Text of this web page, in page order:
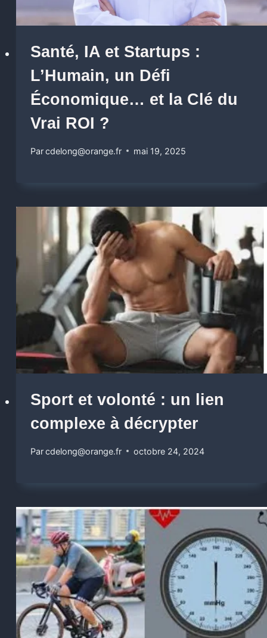
Santé, IA et Startups :
L’Humain, un Défi
Économique… et la Clé du
Vrai ROI ?
Parcdelong@orange.fr mai 19, 2025
Sport et volonté : un lien
complexe à décrypter
Parcdelong@orange.fr octobre 24, 2024